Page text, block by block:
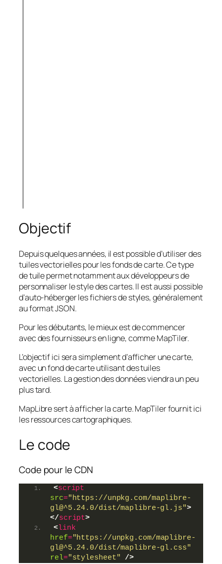
Objectif
Depuis quelques années, il est possible d’utiliser des
tuiles vectorielles pour les fonds de carte. Ce type
de tuile permet notamment aux développeurs de
personnaliser le style des cartes. Il est aussi possible
d’auto-héberger les fichiers de styles, généralement
au format JSON.
Pour les débutants, le mieux est de commencer
avec des fournisseurs en ligne, comme MapTiler.
L’objectif ici sera simplement d’afficher une carte,
avec un fond de carte utilisant des tuiles
vectorielles. La gestion des données viendra un peu
plus tard.
MapLibre sert à afficher la carte. MapTiler fournit ici
les ressources cartographiques.
Le code
Code pour le CDN
<script
src="https://unpkg.com/maplibre-
gl@^5.24.0/dist/maplibre-gl.js">
</script>
<link
href="https://unpkg.com/maplibre-
gl@^5.24.0/dist/maplibre-gl.css"
rel="stylesheet" />